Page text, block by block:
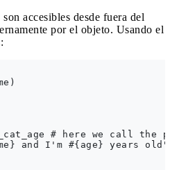
accesibles desde fuera del
por el objeto. Usando el
# here we call the
and I'm #{age} years old"